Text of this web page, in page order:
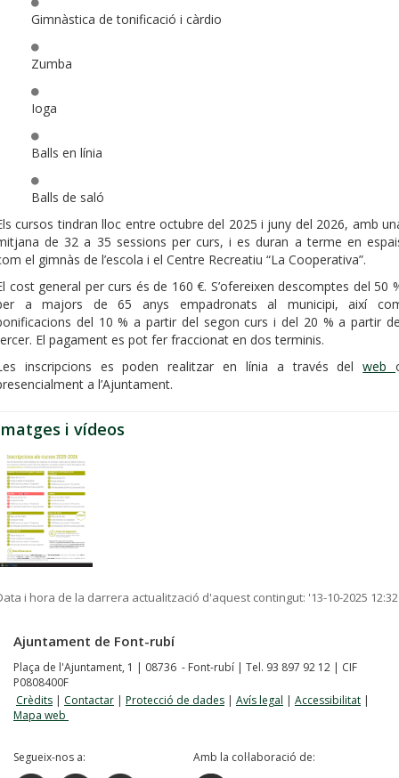
Gimnàstica de tonificació i càrdio
Zumba
Ioga
Balls en línia
Balls de saló
cursos tindran lloc entre octubre del 2025 i juny del 2026, amb
de 32 a 35 sessions per curs, i es duran a terme en
el gimnàs de l’escola i el Centre Recreatiu “La Cooperativa”.
cost general per curs és de 160 €. S’ofereixen descomptes del 50
a majors de 65 anys empadronats al municipi, així
del 10 % a partir del segon curs i del 20 % a partir
El pagament es pot fer fraccionat en dos terminis.
inscripcions es poden realitzar en línia a través delweb
a l’Ajuntament.
i vídeos
i hora de la darrera actualització d'aquest contingut: '13-10-2025 12:32
Ajuntament de Font-rubí
Plaça de l'Ajuntament, 1 | 08736 - Font-rubí | Tel. 93 897 92 12 | CIF
P0808400F
Crèdits | Contactar | Protecció de dades | Avís legal | Accessibilitat |
Mapa web
Segueix-nos a: Amb la col·laboració de: